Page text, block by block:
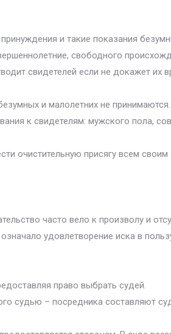
и такие показания
свободного
свидетелей если не докажет их
и малолетних не
к свидетелям: мужского пола,
очистительную присягу всем
часто вело к произволу и
удовлетворение иска в
право выбрать судей.
судью – посредника составляют